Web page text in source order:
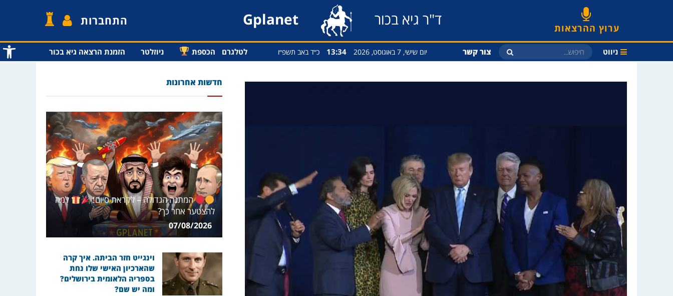
פתח
ערוץ ההרצאות ד"ר גיא בכור Gplanet התחברות
ניווט צור קשר יום שישי, 7 באוגוסט, 2026 13:34 כ״ד באב תשפ״ו לטלגרם הכספת ניוזלטר הזמנת הרצאה גיא בכור
חדשות אחרונות
המתנה הגדולה – לקראת סיום!
למה
להצטער אחר כך?
07/08/2026
וינגייט חזר הביתה. איך קרה
שהארכיון האישי שלו נחת
בספריה הלאומית בירושלים?
ומה יש שם?